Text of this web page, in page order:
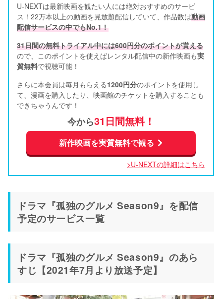
U-NEXTは最新映画を観たい人には絶対おすすめのサービ
ス！22万本以上の動画を見放題配信していて、作品数は動画
配信サービスの中でもNo.1！
31日間の無料トライアル中には600円分のポイントが貰える
ので、このポイントを使えばレンタル配信中の新作映画も実
質無料で視聴可能！
さらに本会員は毎月もらえる1200円分のポイントを使用し
て、漫画を購入したり、映画館のチケットを購入することも
できちゃうんです！
今から31日間無料！
新作映画を実質無料で観る
>U-NEXTの詳細はこちら
ドラマ『孤独のグルメ Season9』を配信
予定のサービス一覧
ドラマ『孤独のグルメ Season9』のあら
すじ【2021年7月より放送予定】